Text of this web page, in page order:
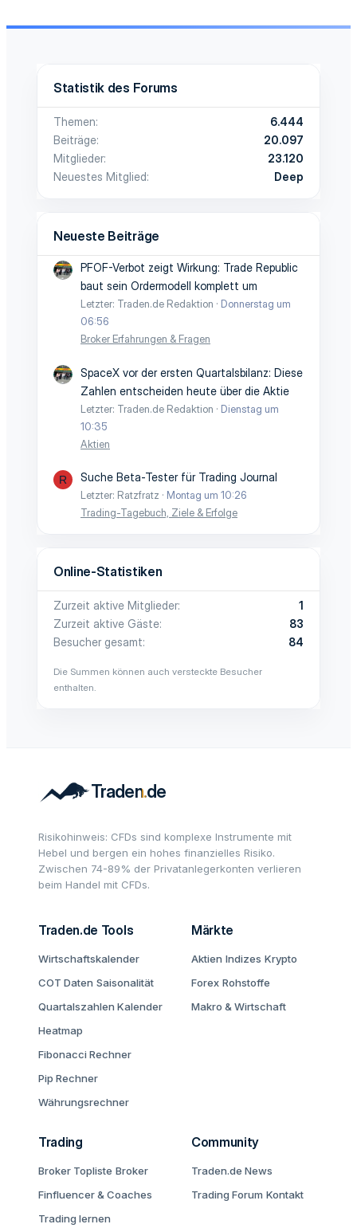
Statistik des Forums
Themen
6.444
Beiträge
20.097
Mitglieder
23.120
Neuestes Mitglied
Deep
Neueste Beiträge
PFOF-Verbot zeigt Wirkung: Trade Republic
baut sein Ordermodell komplett um
Letzter: Traden.de Redaktion
Donnerstag um
06:56
Broker Erfahrungen & Fragen
SpaceX vor der ersten Quartalsbilanz: Diese
Zahlen entscheiden heute über die Aktie
Letzter: Traden.de Redaktion
Dienstag um
10:35
Aktien
R Suche Beta-Tester für Trading Journal
Letzter: Ratzfratz
Montag um 10:26
Trading-Tagebuch, Ziele & Erfolge
Online-Statistiken
Zurzeit aktive Mitglieder
1
Zurzeit aktive Gäste
83
Besucher gesamt
84
Die Summen können auch versteckte Besucher
enthalten.
Risikohinweis: CFDs sind komplexe Instrumente mit
Hebel und bergen ein hohes finanzielles Risiko.
Zwischen 74-89% der Privatanlegerkonten verlieren
beim Handel mit CFDs.
Traden.de Tools
Wirtschaftskalender
COT Daten Saisonalität
Quartalszahlen Kalender
Heatmap
Fibonacci Rechner
Pip Rechner
Währungsrechner
Märkte
Aktien Indizes Krypto
Forex Rohstoffe
Makro & Wirtschaft
Trading
Broker Topliste Broker
Finfluencer & Coaches
Trading lernen
Community
Traden.de News
Trading Forum Kontakt